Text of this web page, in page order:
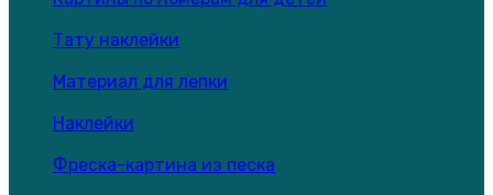
Тату наклейки
Материал для лепки
Наклейки
Фреска-картина из песка